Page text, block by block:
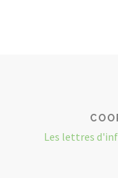
Les lettres